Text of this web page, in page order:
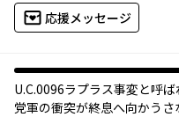
応援メッセージ
U.C.0096――ラプラス事変と呼
党軍の衝突が終息へ向かう